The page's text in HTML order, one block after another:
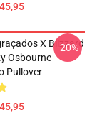
X Blizzard
Osbourne
Pullover
-20%